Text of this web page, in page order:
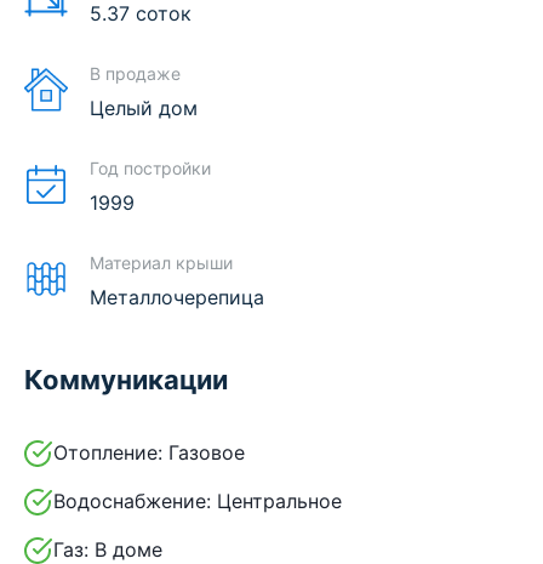
5.37 соток
В продаже
Целый дом
Год постройки
1999
Материал крыши
Металлочерепица
Коммуникации
Отопление: Газовое
Водоснабжение: Центральное
Газ: В доме